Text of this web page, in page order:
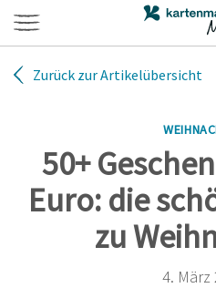
Babynamen
Zurück zur Artikelübersicht
50+
Euro: die
zu
4. März